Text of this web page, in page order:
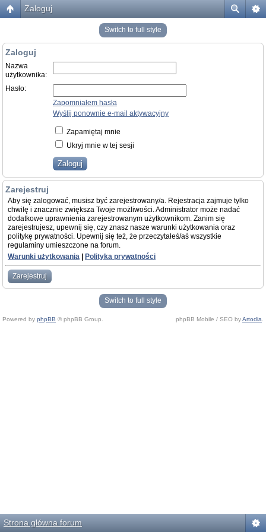
Zaloguj
Switch to full style
Zaloguj
Nazwa
użytkownika:
Hasło:
Zapomniałem hasła
Wyślij ponownie e-mail aktywacyjny
Zapamiętaj mnie
Ukryj mnie w tej sesji
Zarejestruj
Aby się zalogować, musisz być zarejestrowany/a. Rejestracja zajmuje tylko
chwilę i znacznie zwiększa Twoje możliwości. Administrator może nadać
dodatkowe uprawnienia zarejestrowanym użytkownikom. Zanim się
zarejestrujesz, upewnij się, czy znasz nasze warunki użytkowania oraz
politykę prywatności. Upewnij się też, że przeczytałeś/aś wszystkie
regulaminy umieszczone na forum.
Warunki użytkowania
Polityka prywatności
Zarejestruj
Switch to full style
Powered by phpBB © phpBB Group. phpBB Mobile / SEO byArtodia
Strona główna forum